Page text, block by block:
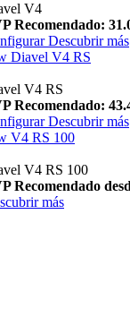
V4
Recomendado:
Descubrir más
Diavel V4 RS
V4 RS
Recomendado:
Descubrir más
V4 RS 100
V4 RS 100
Recomendado
más